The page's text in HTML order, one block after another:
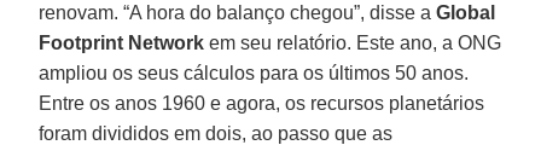
renovam. “A hora do balanço chegou”, disse aGlobal
Footprint Network em seu relatório. Este ano, a ONG
ampliou os seus cálculos para os últimos 50 anos.
Entre os anos 1960 e agora, os recursos planetários
foram divididos em dois, ao passo que as